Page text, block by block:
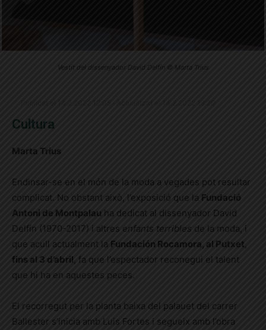
Vestit del dissenyador David Delfín © Marta Trius
Cultura
Marta Trius
Endinsar-se en el món de la moda a vegades pot resultar
complicat. No obstant això, l’exposició que la Fundació
Antoni de Montpalau ha dedicat al dissenyador David
Delfín (1970-2017) i altres enfants terribles de la moda, i
que acull actualment la Fundación Rocamora, al Putxet,
fins al 3 d’abril, fa que l’espectador reconegui el talent
que hi ha en aquestes peces.
El recorregut per la planta baixa del palauet del carrer
Ballester s’inicia amb Luis Fortes i segueix amb l’obra